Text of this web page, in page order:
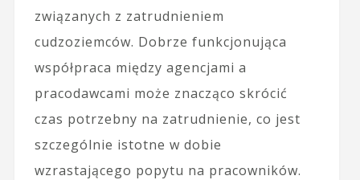
związanych z zatrudnieniem
cudzoziemców. Dobrze funkcjonująca
współpraca między agencjami a
pracodawcami może znacząco skrócić
czas potrzebny na zatrudnienie, co jest
szczególnie istotne w dobie
wzrastającego popytu na pracowników.